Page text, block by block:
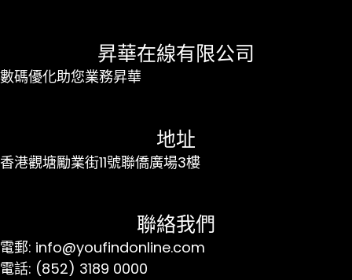
昇華在線有限公司
數碼優化助您業務昇華
地址
香港觀塘勵業街11號聯僑廣場3樓
聯絡我們
電郵: info@youfindonline.com
電話: (852) 3189 0000